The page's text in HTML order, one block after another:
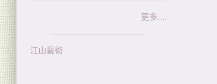
更多....
江山藝術